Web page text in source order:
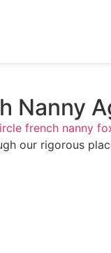
Nanny
our rigorous